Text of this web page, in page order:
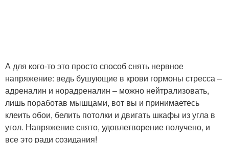
А для кого-то это просто способ снять нервное
напряжение: ведь бушующие в крови гормоны стресса –
адреналин и норадреналин – можно нейтрализовать,
лишь поработав мышцами, вот вы и принимаетесь
клеить обои, белить потолки и двигать шкафы из угла в
угол. Напряжение снято, удовлетворение получено, и
все это ради созидания!